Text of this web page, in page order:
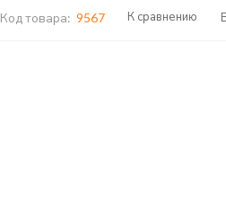
Код товара: 9567 К сравнению